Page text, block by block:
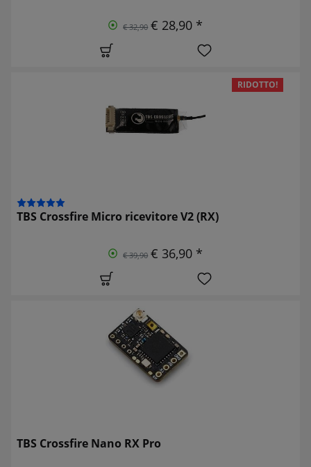
€ 32,90 € 28,90 *
RIDOTTO!
TBS Crossfire Micro ricevitore V2 (RX)
€ 39,90 € 36,90 *
TBS Crossfire Nano RX Pro